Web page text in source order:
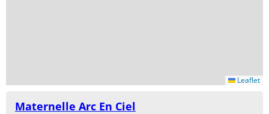
Leaflet
Maternelle Arc En Ciel